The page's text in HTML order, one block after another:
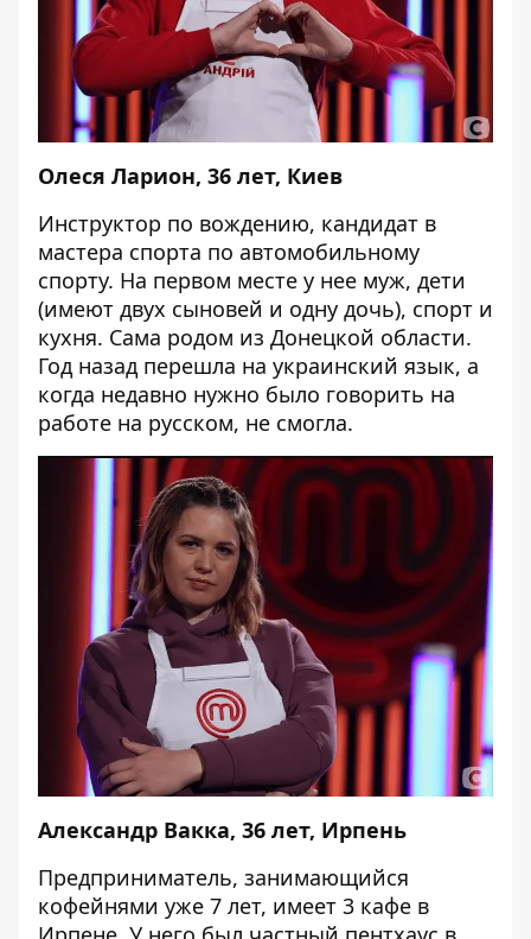
Олеся Ларион, 36 лет, Киев
Инструктор по вождению, кандидат в
мастера спорта по автомобильному
спорту. На первом месте у нее муж, дети
(имеют двух сыновей и одну дочь), спорт и
кухня. Сама родом из Донецкой области.
Год назад перешла на украинский язык, а
когда недавно нужно было говорить на
работе на русском, не смогла.
Александр Вакка, 36 лет, Ирпень
Предприниматель, занимающийся
кофейнями уже 7 лет, имеет 3 кафе в